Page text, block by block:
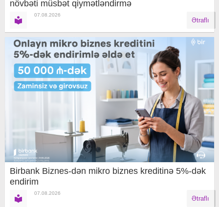
növbəti müsbət qiymətləndirmə
07.08.2026
Ətraflı
Birbank Biznes-dən mikro biznes kreditinə 5%-dək
endirim
07.08.2026
Ətraflı